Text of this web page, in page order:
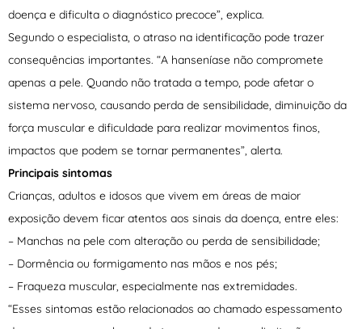
doença e dificulta o diagnóstico precoce”, explica.
Segundo o especialista, o atraso na identificação pode trazer
consequências importantes. “A hanseníase não compromete
apenas a pele. Quando não tratada a tempo, pode afetar o
sistema nervoso, causando perda de sensibilidade, diminuição da
força muscular e dificuldade para realizar movimentos finos,
impactos que podem se tornar permanentes”, alerta.
Principais sintomas
Crianças, adultos e idosos que vivem em áreas de maior
exposição devem ficar atentos aos sinais da doença, entre eles:
– Manchas na pele com alteração ou perda de sensibilidade;
– Dormência ou formigamento nas mãos e nos pés;
– Fraqueza muscular, especialmente nas extremidades.
“Esses sintomas estão relacionados ao chamado espessamento